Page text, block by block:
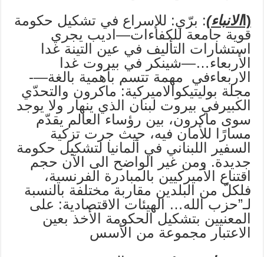
(االانباء): برّي: للإسراع في تشكيل حكومة
قوية جامعة للكفاءات—اديب يجري
استشارات التأليف في عين التينة غدا
الأربعاء…—شينكر في بيروت غدا
الاربعاءفي مهمة تتسم بأهمية بالغة—-
مجلة بوليتيكوالاميركية: ماكرون والتحدّي
الكبيرفي بيروت لبنان الذي ينهار ولا يوجد
سوى ماكرون، بين رؤساء العالم يقدّم
مسارًا للأمان فيه، حيث جرت تزكية
السفير اللبناني في ألمانيا لتشكيل حكومة
جديدة. ومن غير الواضح الى الآن حجم
اقتناع الأميركيين بالمبادرة الفرنسية،
فلكلّ من البلدين مقاربة مختلفة بالنسبة
لـ”حزب الله… الهيئات الاقتصادية: على
المعنيين بتشكيل الحكومة الأخذ بعين
الاعتبار مجموعة من الأسس